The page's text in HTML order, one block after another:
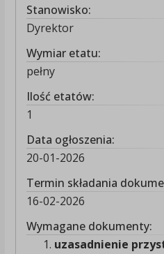
Stanowisko:
Dyrektor
Wymiar etatu:
pełny
Ilość etatów:
1
Data ogłoszenia:
20-01-2026
Termin składania
16-02-2026
Wymagane dokumenty:
uzasadnienie